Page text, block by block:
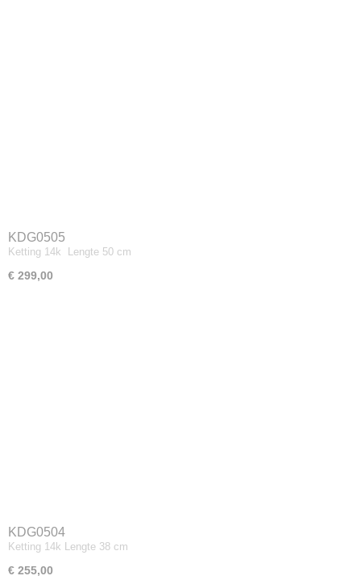
KDG0505
Ketting 14k Lengte 50 cm
€ 299,00
KDG0504
Ketting 14k Lengte 38 cm
€ 255,00